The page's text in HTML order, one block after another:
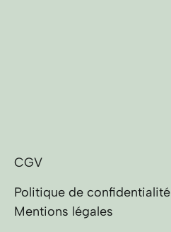
CGV
Politique de confidentialité
Mentions légales